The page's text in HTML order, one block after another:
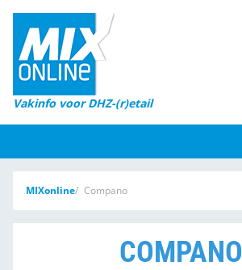
Vakinfo voor DHZ-(r)etail
Home
Magazines
DHZ Sessie
Marktcijfers
MIXonline Compano
COMPANO